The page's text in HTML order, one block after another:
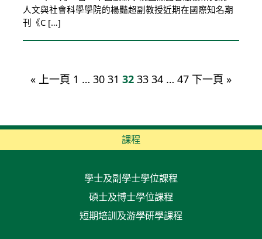
人文與社會科學學院的楊豔超副教授近期在國際知名期
刊《C […]
« 上一頁 1 … 30 31 32 33 34 … 47 下一頁 »
課程
學士及副學士學位課程
碩士及博士學位課程
短期培訓及游學研學課程